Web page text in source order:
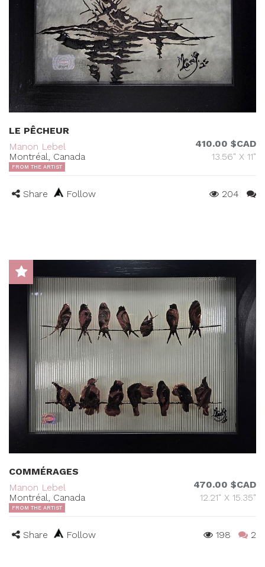
LE PÊCHEUR
Manon Lebel
Montréal, Canada
410.00 $CAD
13.56" X 11"
FROM THE ARTIST
Share Follow 204
COMMÉRAGES
Manon Lebel
Montréal, Canada
470.00 $CAD
12.21" X 15.35"
FROM THE ARTIST
Share Follow 198 2